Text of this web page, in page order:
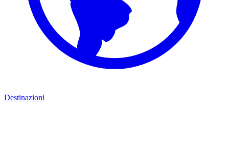
Destinazioni